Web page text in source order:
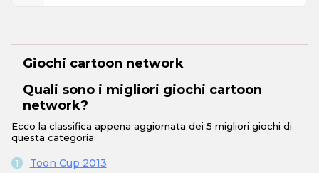
Giochi cartoon network
Quali sono i migliori giochi cartoon
network?
Ecco la classifica appena aggiornata dei 5 migliori giochi di
questa categoria:
Toon Cup 2013